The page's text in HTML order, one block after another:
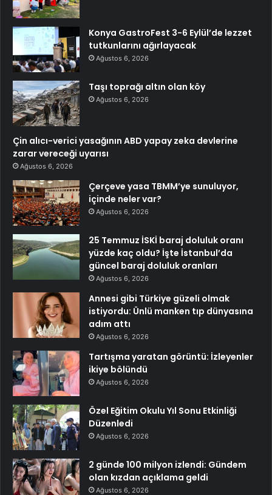
Konya GastroFest 3-6 Eylül’de lezzet
tutkunlarını ağırlayacak
Ağustos 6, 2026
Taşı toprağı altın olan köy
Ağustos 6, 2026
Çin alıcı-verici yasağının ABD yapay zeka devlerine
zarar vereceği uyarısı
Ağustos 6, 2026
Çerçeve yasa TBMM’ye sunuluyor,
içinde neler var?
Ağustos 6, 2026
25 Temmuz İSKİ baraj doluluk oranı
yüzde kaç oldu? İşte İstanbul’da
güncel baraj doluluk oranları
Ağustos 6, 2026
Annesi gibi Türkiye güzeli olmak
istiyordu: Ünlü manken tıp dünyasına
adım attı
Ağustos 6, 2026
Tartışma yaratan görüntü: İzleyenler
ikiye bölündü
Ağustos 6, 2026
Özel Eğitim Okulu Yıl Sonu Etkinliği
Düzenledi
Ağustos 6, 2026
2 günde 100 milyon izlendi: Gündem
olan kızdan açıklama geldi
Ağustos 6, 2026